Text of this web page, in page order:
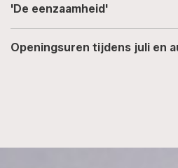
'De eenzaamheid'
Openingsuren tijdens juli en